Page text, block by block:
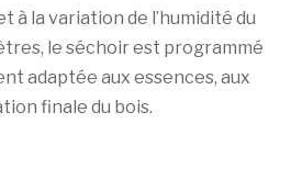
à la variation de l’humidité du
le séchoir est programmé
adaptée aux essences, aux
finale du bois.